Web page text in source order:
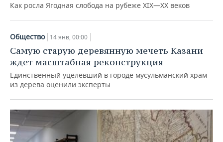
Как росла Ягодная слобода на рубеже XIX—XX веков
Общество 14 янв, 00:00
Самую старую деревянную мечеть Казани
ждет масштабная реконструкция
Единственный уцелевший в городе мусульманский храм
из дерева оценили эксперты